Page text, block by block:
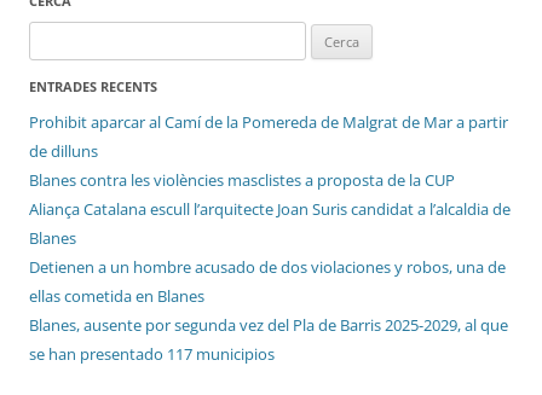
ENTRADES RECENTS
Prohibit aparcar al Camí de la Pomereda de Malgrat de Mar a partir
de dilluns
Blanes contra les violències masclistes a proposta de la CUP
Aliança Catalana escull l’arquitecte Joan Suris candidat a l’alcaldia de
Blanes
Detienen a un hombre acusado de dos violaciones y robos, una de
ellas cometida en Blanes
Blanes, ausente por segunda vez del Pla de Barris 2025-2029, al que
se han presentado 117 municipios